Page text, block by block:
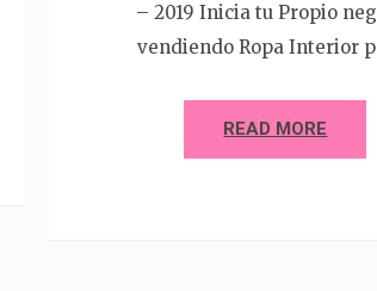
– 2019 Inicia tu Propio
vendiendo Ropa Interior
READ MORE